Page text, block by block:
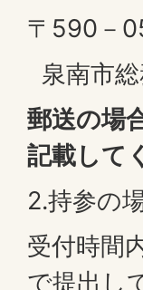
〒590－
泉南市
郵送の場
記載して
2.持参の
受付時間
で提出し